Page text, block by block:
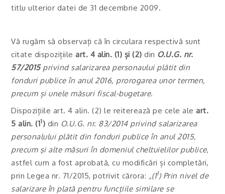
titlu ulterior datei de 31 decembrie 2009.
Vă rugăm să observați că în circulara respectivă sunt
citate dispozițiileart. 4 alin. (1) și (2) din O.U.G. nr.
57/2015 privind salarizarea personaului plătit din
fonduri publice în anul 2016, prorogarea unor termen,
precum și unele măsuri fiscal-bugetare.
Dispozițiile art. 4 alin. (2) le reiterează pe cele aleart.
5 alin. (11) din O.U.G. nr. 83/2014 privind salarizarea
personalului plătit din fonduri publice în anul 2015,
precum şi alte măsuri în domeniul cheltuielilor publice,
astfel cum a fost aprobată, cu modificări și completări,
prin Legea nr. 71/2015, potrivit cărora: „(11) Prin nivel de
salarizare în plată pentru funcţiile similare se